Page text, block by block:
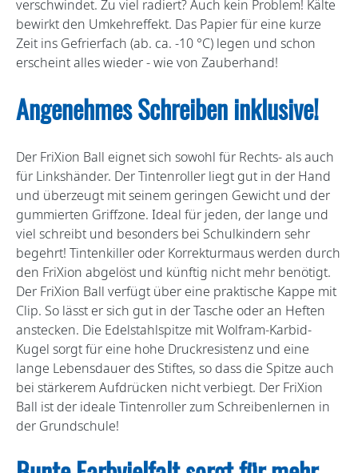
verschwindet. Zu viel radiert? Auch kein Problem! Kälte
bewirkt den Umkehreffekt. Das Papier für eine kurze
Zeit ins Gefrierfach (ab. ca. -10 °C) legen und schon
erscheint alles wieder - wie von Zauberhand!
Angenehmes Schreiben inklusive!
Der FriXion Ball eignet sich sowohl für Rechts- als auch
für Linkshänder. Der Tintenroller liegt gut in der Hand
und überzeugt mit seinem geringen Gewicht und der
gummierten Griffzone. Ideal für jeden, der lange und
viel schreibt und besonders bei Schulkindern sehr
begehrt! Tintenkiller oder Korrekturmaus werden durch
den FriXion abgelöst und künftig nicht mehr benötigt.
Der FriXion Ball verfügt über eine praktische Kappe mit
Clip. So lässt er sich gut in der Tasche oder an Heften
anstecken. Die Edelstahlspitze mit Wolfram-Karbid-
Kugel sorgt für eine hohe Druckresistenz und eine
lange Lebensdauer des Stiftes, so dass die Spitze auch
bei stärkerem Aufdrücken nicht verbiegt. Der FriXion
Ball ist der ideale Tintenroller zum Schreibenlernen in
der Grundschule!